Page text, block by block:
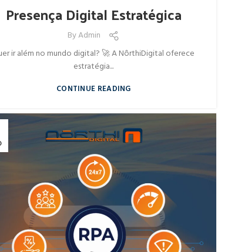
Presença Digital Estratégica
ByAdmin
ir além no mundo digital? 🚀 A NôrthiDigital oferece
estratégia...
CONTINUE READING